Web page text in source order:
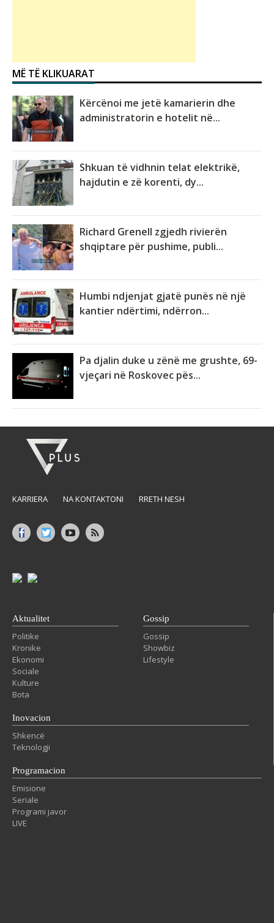
MË TË KLIKUARAT
Kërcënoi me jetë kamarierin dhe
administratorin e hotelit në...
Shkuan të vidhnin telat elektrikë,
hajdutin e zë korenti, dy...
Richard Grenell zgjedh rivierën
shqiptare për pushime, publi...
Humbi ndjenjat gjatë punës në një
kantier ndërtimi, ndërron...
Pa djalin duke u zënë me grushte, 69-
vjeçari në Roskovec pës...
KARRIERA NA KONTAKTONI RRETH NESH
Aktualitet
Politike
Kronike
Ekonomi
Sociale
Kulture
Bota
Gossip
Gossip
Showbiz
Lifestyle
Inovacion
Shkencë
Teknologji
Programacion
Emisione
Seriale
Programi javor
LIVE